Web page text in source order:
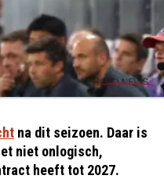
na dit seizoen. Daar is
niet onlogisch,
heeft tot 2027.